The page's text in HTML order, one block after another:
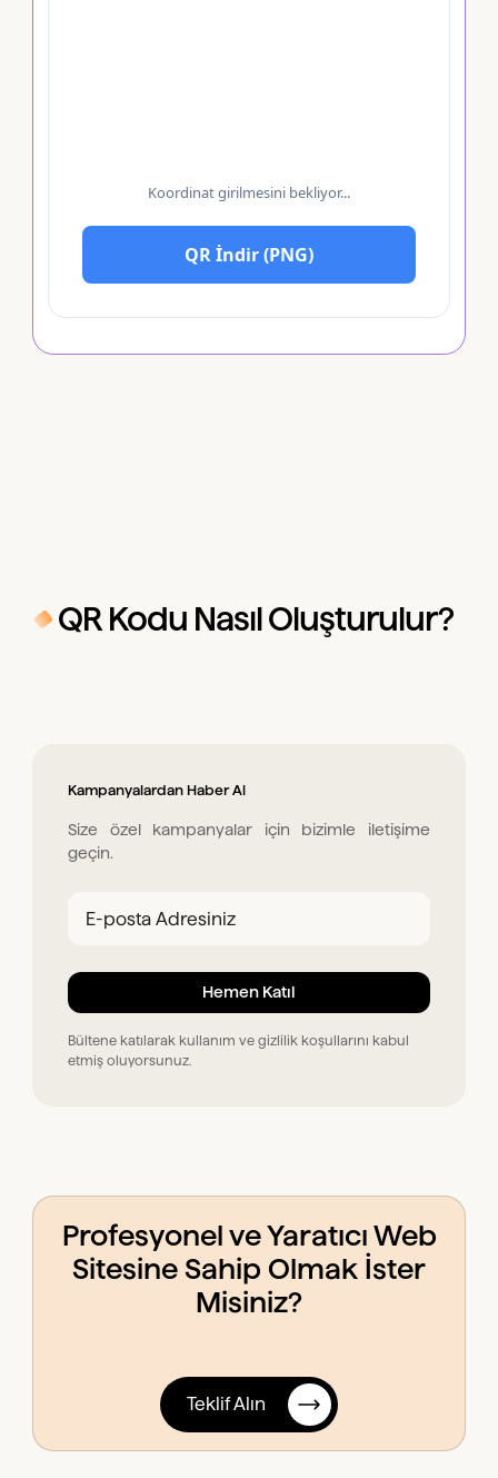
Koordinat girilmesini bekliyor...
QR İndir (PNG)
QR Kodu Nasıl Oluşturulur?
Kampanyalardan Haber Al
Size özel kampanyalar için bizimle iletişime
geçin.
Bültene katılarak kullanım ve gizlilik koşullarını kabul
etmiş oluyorsunuz.
Profesyonel ve Yaratıcı Web
Sitesine Sahip Olmak İster
Misiniz?
Teklif Alın